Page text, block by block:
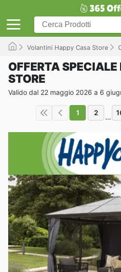
Volantini Happy Casa Store
OFFERTA
STORE
Valido dal 22 maggio 2026 a 6
1 2 ...